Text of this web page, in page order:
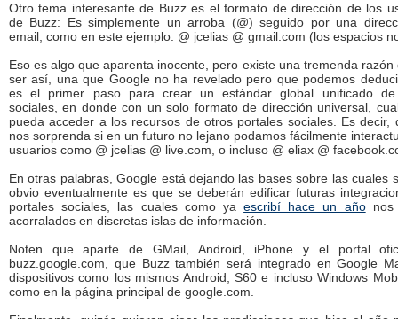
Otro tema interesante de Buzz es el formato de dirección de los
de Buzz: Es simplemente un arroba (@) seguido por una
email, como en este ejemplo: @ jcelias @ gmail.com (los espacios
Eso es algo que aparenta inocente, pero existe una tremenda razón
ser así, una que Google no ha revelado pero que podemos
es el primer paso para crear un estándar global unificado
sociales, en donde con un solo formato de dirección universal,
pueda acceder a los recursos de otros portales sociales. Es decir,
nos sorprenda si en un futuro no lejano podamos fácilmente
usuarios como @ jcelias @ live.com, o incluso @ eliax @
En otras palabras, Google está dejando las bases sobre las cuales
obvio eventualmente es que se deberán edificar futuras
portales sociales, las cuales como yaescribí hace un añonos
acorralados en discretas islas de información.
Noten que aparte de GMail, Android, iPhone y el portal
buzz.google.com, que Buzz también será integrado en Google
dispositivos como los mismos Android, S60 e incluso Windows
como en la página principal de google.com.